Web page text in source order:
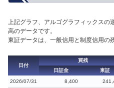
上記グラフ、アルゴグラフィックスの
高のデータです。
東証データは、一般信用と制度信用の
日付
買残
日証金
東証
2026/07/31
8,400